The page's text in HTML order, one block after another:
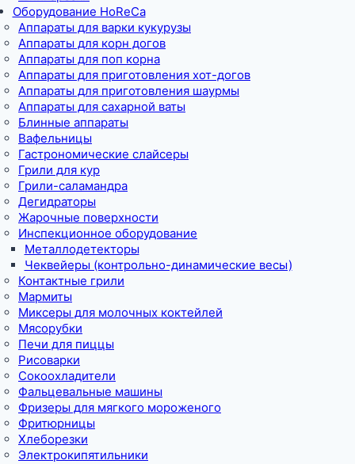
Оборудование HoReCa
Аппараты для варки кукурузы
Аппараты для корн догов
Аппараты для поп корна
Аппараты для приготовления хот-догов
Аппараты для приготовления шаурмы
Аппараты для сахарной ваты
Блинные аппараты
Вафельницы
Гастрономические слайсеры
Грили для кур
Грили-саламандра
Дегидраторы
Жарочные поверхности
Инспекционное оборудование
Металлодетекторы
Чеквейеры (контрольно-динамические весы)
Контактные грили
Мармиты
Миксеры для молочных коктейлей
Мясорубки
Печи для пиццы
Рисоварки
Сокоохладители
Фальцевальные машины
Фризеры для мягкого мороженого
Фритюрницы
Хлеборезки
Электрокипятильники